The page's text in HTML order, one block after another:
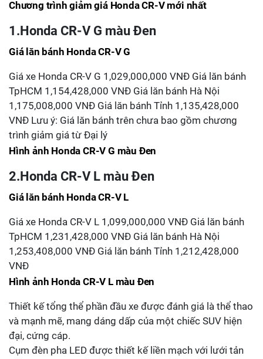
Chương trình giảm giá Honda CR-V mới nhất
1.Honda CR-V G màu Đen
Giá lăn bánh Honda CR-V G
Giá xe Honda CR-V G 1,029,000,000 VNĐ Giá lăn bánh
TpHCM 1,154,428,000 VNĐ Giá lăn bánh Hà Nội
1,175,008,000 VNĐ Giá lăn bánh Tỉnh 1,135,428,000
VNĐ Lưu ý: Giá lăn bánh trên chưa bao gồm chương
trình giảm giá từ Đại lý
Hình ảnh Honda CR-V G màu Đen
2.Honda CR-V L màu Đen
Giá lăn bánh Honda CR-V L
Giá xe Honda CR-V L 1,099,000,000 VNĐ Giá lăn bánh
TpHCM 1,231,428,000 VNĐ Giá lăn bánh Hà Nội
1,253,408,000 VNĐ Giá lăn bánh Tỉnh 1,212,428,000
VNĐ
Hình ảnh Honda CR-V L màu Đen
Thiết kế tổng thể phần đầu xe được đánh giá là thể thao
và mạnh mẽ, mang dáng dấp của một chiếc SUV hiện
đại, cứng cáp.
Cụm đèn pha LED được thiết kế liền mạch với lưới tản